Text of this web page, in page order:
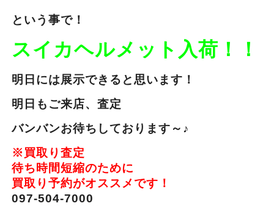
という事で！
スイカヘルメット入荷！！
明日には展示できると思います！
明日もご来店、査定
バンバンお待ちしております～♪
※買取り査定
待ち時間短縮のために
買取り予約がオススメです！
097-504-7000